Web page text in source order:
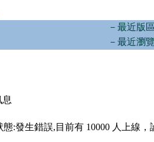
－最近版
－最近瀏
態:發生錯誤,目前有 10000 人上線